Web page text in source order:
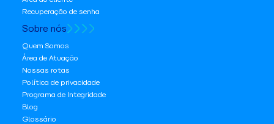
Recuperação de senha
Sobre nós
Quem Somos
Área de Atuação
Nossas rotas
Política de privacidade
Programa de Integridade
Blog
Glossário